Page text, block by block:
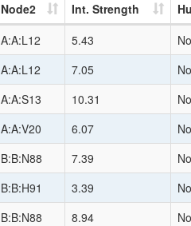
Node2 Int. Strength
A:A:L12 5.43
No
A:A:L12 7.05
No
A:A:S13 10.31
No
A:A:V20 6.07
No
B:B:N88 7.39
No
B:B:H91 3.39
No
B:B:N88 8.94
No